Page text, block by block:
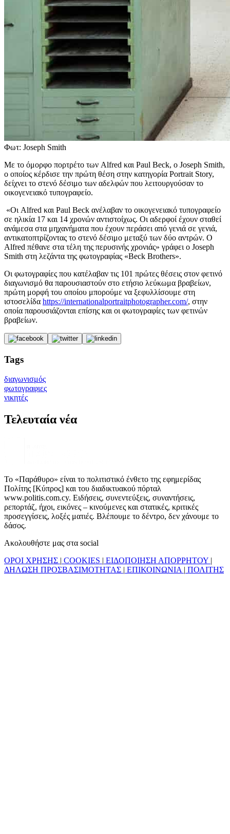
Φωτ: Joseph Smith
​Με το όμορφο πορτρέτο των Alfred και Paul Beck, o Joseph Smith,
ο οποίος κέρδισε την πρώτη θέση στην κατηγορία Portrait Story,
δείχνει το στενό δέσιμο των αδελφών που λειτουργούσαν το
οικογενειακό τυπογραφείο.
«Οι Alfred και Paul Beck ανέλαβαν το οικογενειακό τυπογραφείο
σε ηλικία 17 και 14 χρονών αντιστοίχως. Οι αδερφοί έχουν σταθεί
ανάμεσα στα μηχανήματα που έχουν περάσει από γενιά σε γενιά,
αντικατοπτρίζοντας το στενό δέσιμο μεταξύ των δύο αντρών. Ο
Alfred πέθανε στα τέλη της περυσινής χρονιάς» γράφει ο Joseph
Smith στη λεζάντα της φωτογραφίας «Beck Brothers».
Οι φωτογραφίες που κατέλαβαν τις 101 πρώτες θέσεις στον φετινό
διαγωνισμό θα παρουσιαστούν στο ετήσιο λεύκωμα βραβείων,
πρώτη μορφή του οποίου μπορούμε να ξεφυλλίσουμε στη
ιστοσελίδα https://internationalportraitphotographer.com/, στην
οποία παρουσιάζονται επίσης και οι φωτογραφίες των φετινών
βραβείων.
Tags
διαγωνισμός
φωτογραφιες
νικητές
Τελευταία νέα
Το «Παράθυρο» είναι το πολιτιστικό ένθετο της εφημερίδας
Πολίτης [Κύπρος] και του διαδικτυακού πόρταλ
www.politis.com.cy. Ειδήσεις, συνεντεύξεις, συναντήσεις,
ρεπορτάζ, ήχοι, εικόνες – κινούμενες και στατικές, κριτικές
προσεγγίσεις, λοξές ματιές. Βλέπουμε το δέντρο, δεν χάνουμε το
δάσος.
Ακολουθήστε μας στα social
ΟΡΟΙ ΧΡΗΣΗΣ | COOKIES | ΕΙΔΟΠΟΙΗΣΗ ΑΠΟΡΡΗΤΟΥ |
ΔΗΛΩΣΗ ΠΡΟΣΒΑΣΙΜΟΤΗΤΑΣ | ΕΠΙΚΟΙΝΩΝΙΑ | ΠΟΛΙΤΗΣ